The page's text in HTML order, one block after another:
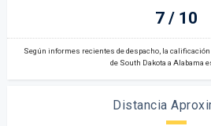
7 / 10
Según informes recientes de despacho, la
de South Dakota a Alabama
Distancia